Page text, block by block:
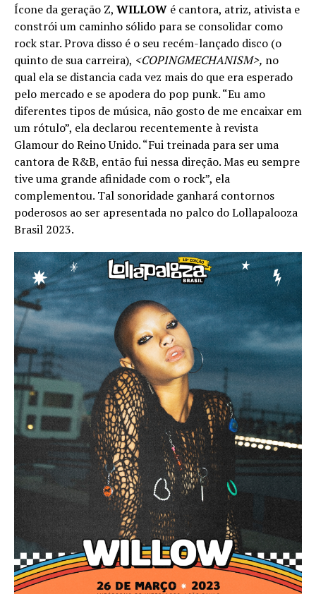
Ícone da geração Z, WILLOW é cantora, atriz, ativista e
constrói um caminho sólido para se consolidar como
rock star. Prova disso é o seu recém-lançado disco (o
quinto de sua carreira), <COPINGMECHANISM>, no
qual ela se distancia cada vez mais do que era esperado
pelo mercado e se apodera do pop punk. “Eu amo
diferentes tipos de música, não gosto de me encaixar em
um rótulo”, ela declarou recentemente à revista
Glamour do Reino Unido. “Fui treinada para ser uma
cantora de R&B, então fui nessa direção. Mas eu sempre
tive uma grande afinidade com o rock”, ela
complementou. Tal sonoridade ganhará contornos
poderosos ao ser apresentada no palco do Lollapalooza
Brasil 2023.